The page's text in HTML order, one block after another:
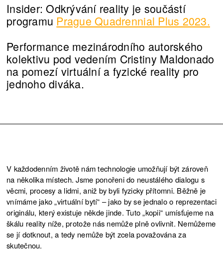
Insider: Odkrývání reality je součástí
programu Prague Quadrennial Plus 2023.
Performance mezinárodního autorského
kolektivu pod vedením Cristiny Maldonado
na pomezí virtuální a fyzické reality pro
jednoho diváka.
V každodenním životě nám technologie umožňují být zároveň
na několika místech. Jsme ponořeni do neustálého dialogu s
věcmi, procesy a lidmi, aniž by byli fyzicky přítomni. Běžně je
vnímáme jako „virtuální bytí“ – jako by se jednalo o reprezentaci
originálu, který existuje někde jinde. Tuto „kopii“ umísťujeme na
škálu reality níže, protože nás nemůže plně ovlivnit. Nemůžeme
se jí dotknout, a tedy nemůže být zcela považována za
skutečnou.